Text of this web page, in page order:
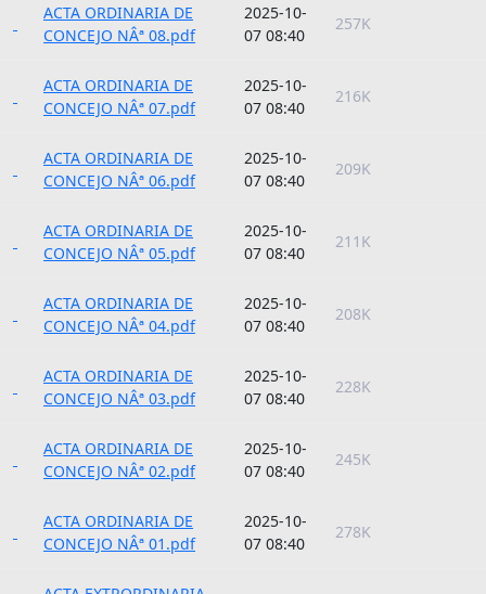
ACTA ORDINARIA DE
CONCEJO NÂª 08.pdf
2025-10-
07 08:40
257K
ACTA ORDINARIA DE
CONCEJO NÂª 07.pdf
2025-10-
07 08:40
216K
ACTA ORDINARIA DE
CONCEJO NÂª 06.pdf
2025-10-
07 08:40
209K
ACTA ORDINARIA DE
CONCEJO NÂª 05.pdf
2025-10-
07 08:40
211K
ACTA ORDINARIA DE
CONCEJO NÂª 04.pdf
2025-10-
07 08:40
208K
ACTA ORDINARIA DE
CONCEJO NÂª 03.pdf
2025-10-
07 08:40
228K
ACTA ORDINARIA DE
CONCEJO NÂª 02.pdf
2025-10-
07 08:40
245K
ACTA ORDINARIA DE
CONCEJO NÂª 01.pdf
2025-10-
07 08:40
278K